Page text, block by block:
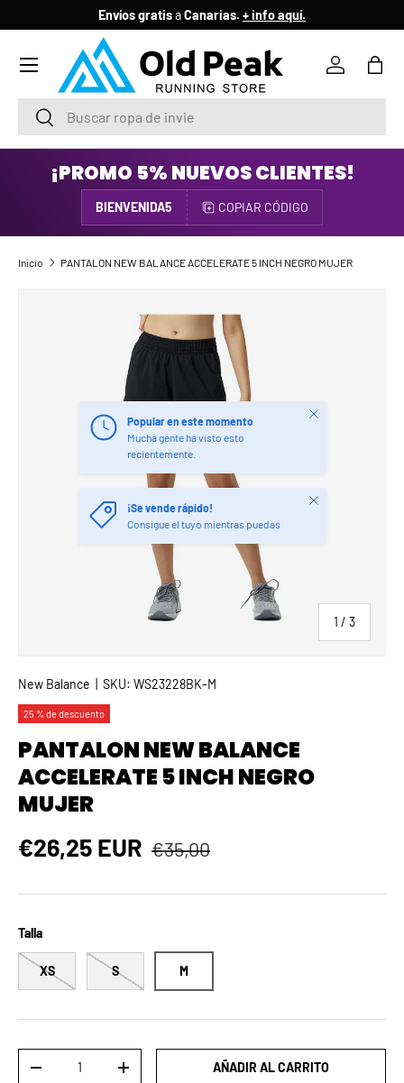
IR AL CONTENIDO
Envíos gratisaCanarias. + info aquí.
BuscarBuscar
Iniciar
Menú
¡PROMO 5% NUEVOS CLIENTES!
BIENVENIDA5 COPIAR CÓDIGO
Inicio PANTALON NEW BALANCE ACCELERATE 5 INCH NEGRO MUJER
IR DIRECTAMENTE A LA INFORMACIÓN DEL PRODUCTO
1 / de
3
Popular en este momento
Mucha gente ha visto esto
recientemente.
Cerrar
¡Se vende rápido!
Consigue el tuyo mientras puedas
Cerrar
New Balance SKU: WS23228BK-M
25 % de descuento
PANTALON NEW BALANCE
ACCELERATE 5 INCH NEGRO
MUJER
Precio de venta
€26,25 EUR Precio normal
€35,00
Talla
XS S M
DISMINUIR CANTIDADAUMENTAR LA CANTIDADAÑADIR AL CARRITO